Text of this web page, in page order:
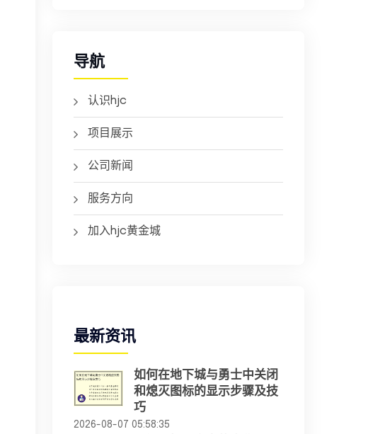
导航
认识hjc
项目展示
公司新闻
服务方向
加入hjc黄金城
最新资讯
如何在地下城与勇士中关闭
和熄灭图标的显示步骤及技
巧
2026-08-07 05:58:35